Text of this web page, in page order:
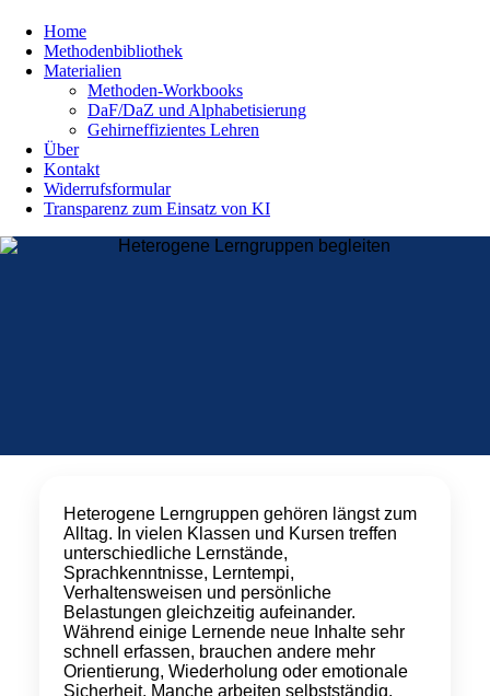
Home
Methodenbibliothek
Materialien
Methoden-Workbooks
DaF/DaZ und Alphabetisierung
Gehirneffizientes Lehren
Über
Kontakt
Widerrufsformular
Transparenz zum Einsatz von KI
Heterogene Lerngruppen
begleiten
Heterogene Lerngruppen gehören längst zum
Alltag. In vielen Klassen und Kursen treffen
unterschiedliche Lernstände,
Sprachkenntnisse, Lerntempi,
Verhaltensweisen und persönliche
Belastungen gleichzeitig aufeinander.
Während einige Lernende neue Inhalte sehr
schnell erfassen, brauchen andere mehr
Orientierung, Wiederholung oder emotionale
Sicherheit. Manche arbeiten selbstständig,